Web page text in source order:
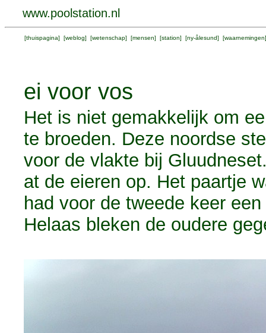
www.poolstation.nl
[thuispagina] [weblog] [wetenschap] [mensen] [station] [ny-ålesund] [waarnemingen
ei voor vos
Het is niet gemakkelijk om
te broeden. Deze noordse
voor de vlakte bij
at de eieren op. Het paartje
had voor de tweede keer
Helaas bleken de oudere